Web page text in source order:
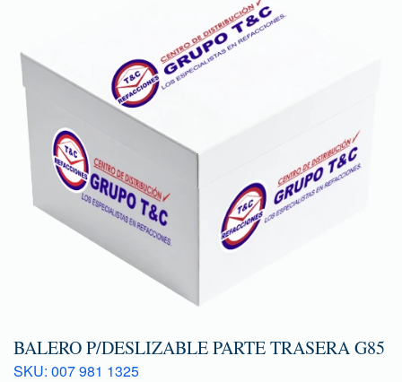
BALERO P/DESLIZABLE PARTE TRASERA G85
SKU: 007 981 1325